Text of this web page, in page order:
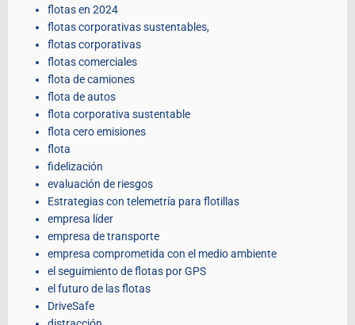
flotas en 2024
flotas corporativas sustentables,
flotas corporativas
flotas comerciales
flota de camiones
flota de autos
flota corporativa sustentable
flota cero emisiones
flota
fidelización
evaluación de riesgos
Estrategias con telemetría para flotillas
empresa líder
empresa de transporte
empresa comprometida con el medio ambiente
el seguimiento de flotas por GPS
el futuro de las flotas
DriveSafe